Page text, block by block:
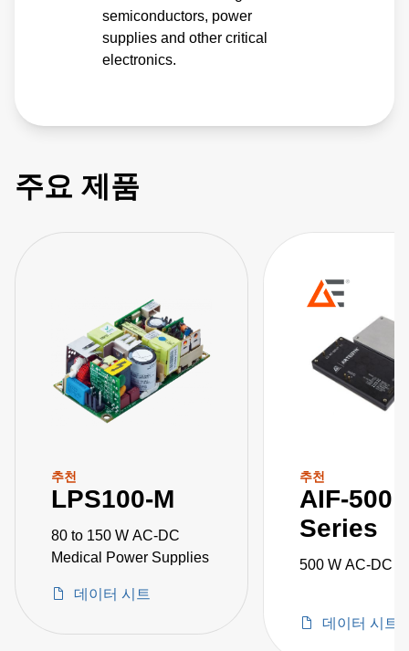
semiconductors, power
supplies and other critical
electronics.
주요 제품
추천
LPS100-M
80 to 150 W AC-DC
Medical Power Supplies
데이터 시트
추천
AIF-500
Series
500 W AC-DC
데이터 시트